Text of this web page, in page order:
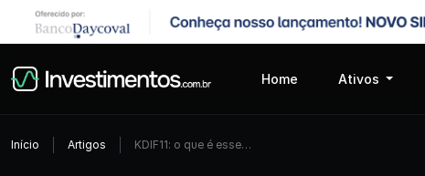
Home Ativos
Início Artigos KDIF11: o que é esse…